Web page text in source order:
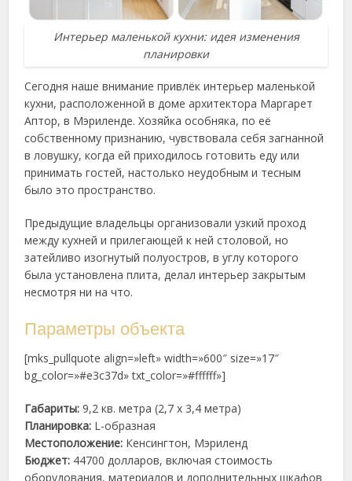
Интерьер маленькой кухни: идея изменения
планировки
Сегодня наше внимание привлёк интерьер маленькой
кухни, расположенной в доме архитектора Маргарет
Аптор, в Мэриленде. Хозяйка особняка, по её
собственному признанию, чувствовала себя загнанной
в ловушку, когда ей приходилось готовить еду или
принимать гостей, настолько неудобным и тесным
было это пространство.
Предыдущие владельцы организовали узкий проход
между кухней и прилегающей к ней столовой, но
затейливо изогнутый полуостров, в углу которого
была установлена плита, делал интерьер закрытым
несмотря ни на что.
Параметры объекта
[mks_pullquote align=»left» width=»600″ size=»17″
bg_color=»#e3c37d» txt_color=»#ffffff»]
Габариты: 9,2 кв. метра (2,7 х 3,4 метра)
Планировка: L-образная
Местоположение: Кенсингтон, Мэриленд
Бюджет: 44700 долларов, включая стоимость
оборудования, материалов и дополнительных шкафов